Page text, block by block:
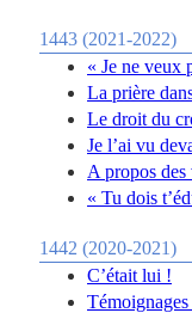
1443 (2021-2022)
« Je ne veux
La prière
Le droit du
Je l’ai vu
A propos
« Tu dois
1442 (2020-2021)
C’était lui !